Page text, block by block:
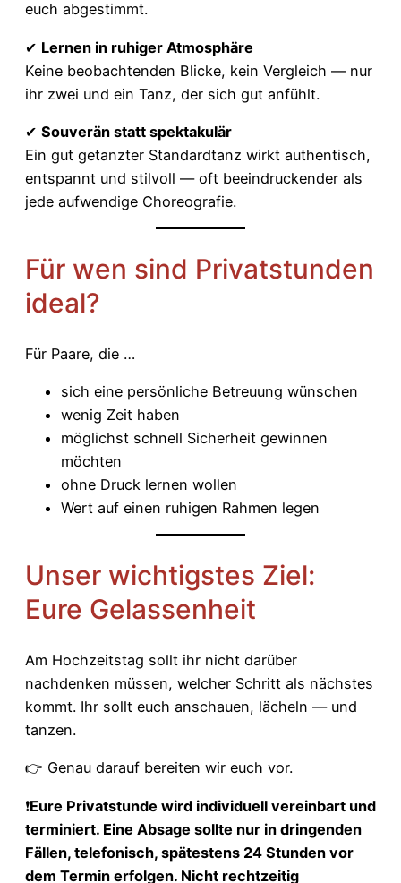
euch abgestimmt.
✔ Lernen in ruhiger Atmosphäre
Keine beobachtenden Blicke, kein Vergleich — nur
ihr zwei und ein Tanz, der sich gut anfühlt.
✔ Souverän statt spektakulär
Ein gut getanzter Standardtanz wirkt authentisch,
entspannt und stilvoll — oft beeindruckender als
jede aufwendige Choreografie.
Für wen sind Privatstunden
ideal?
Für Paare, die …
sich eine persönliche Betreuung wünschen
wenig Zeit haben
möglichst schnell Sicherheit gewinnen
möchten
ohne Druck lernen wollen
Wert auf einen ruhigen Rahmen legen
Unser wichtigstes Ziel:
Eure Gelassenheit
Am Hochzeitstag sollt ihr nicht darüber
nachdenken müssen, welcher Schritt als nächstes
kommt. Ihr sollt euch anschauen, lächeln — und
tanzen.
👉 Genau darauf bereiten wir euch vor.
❗Eure Privatstunde wird individuell vereinbart und
terminiert. Eine Absage sollte nur in dringenden
Fällen, telefonisch, spätestens 24 Stunden vor
dem Termin erfolgen. Nicht rechtzeitig